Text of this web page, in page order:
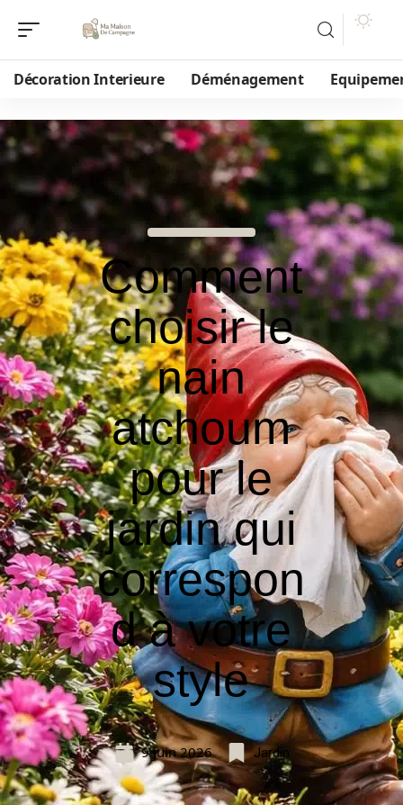
Décoration Interieure Déménagement
Comment
choisir le
nain
atchoum
pour le
jardin qui
correspon
d à votre
style
9 juin 2026 Jardin